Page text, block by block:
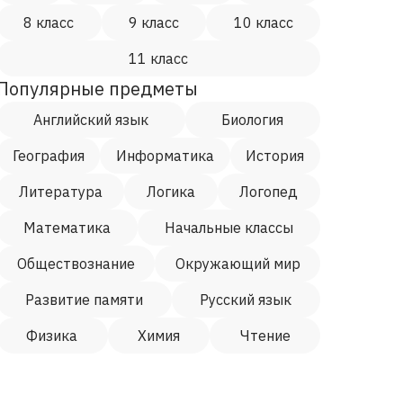
8 класс
9 класс
10 класс
11 класс
предметы
Английский язык
Биология
География
Информатика
История
Литература
Логика
Логопед
Математика
Начальные классы
Обществознание
Окружающий мир
Развитие памяти
Русский язык
Физика
Химия Чтение